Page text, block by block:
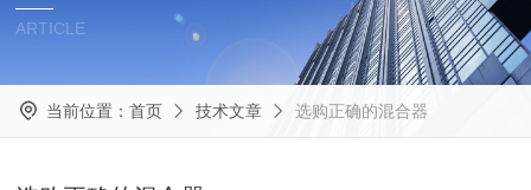
ARTICLE
当前位置： 首页 技术文章 选购正确的混合器